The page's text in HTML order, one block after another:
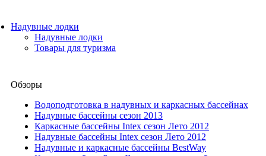
Надувные лодки
Надувные лодки
Товары для туризма
Обзоры
Водоподготовка в надувных и каркасных бассейнах
Надувные бассейны сезон 2013
Каркасные бассейны Intex сезон Лето 2012
Надувные бассейны Intex сезон Лето 2012
Надувные и каркасные бассейны BestWay